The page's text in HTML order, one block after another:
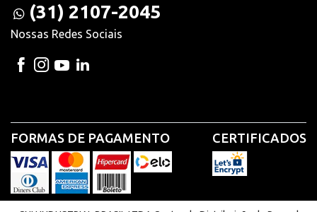
(31) 2107-2045
Nossas Redes Sociais
FORMAS DE PAGAMENTO CERTIFICADOS